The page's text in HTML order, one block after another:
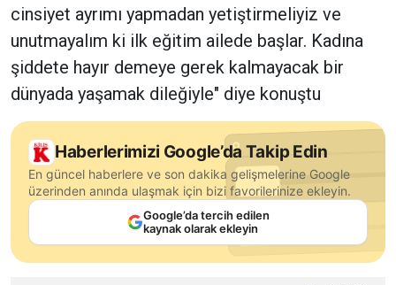
cinsiyet ayrımı yapmadan yetiştirmeliyiz ve
unutmayalım ki ilk eğitim ailede başlar. Kadına
şiddete hayır demeye gerek kalmayacak bir
dünyada yaşamak dileğiyle" diye konuştu
Haberlerimizi Google’da Takip Edin
En güncel haberlere ve son dakika gelişmelerine Google
üzerinden anında ulaşmak için bizi favorilerinize ekleyin.
Google’da tercih edilen
kaynak olarak ekleyin